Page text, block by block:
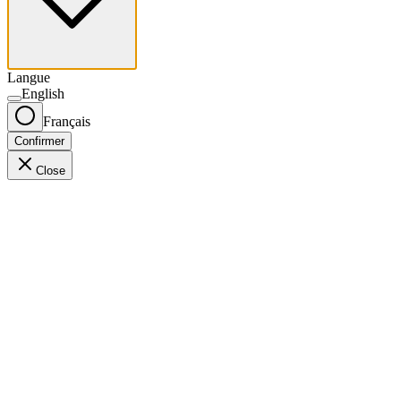
Langue
English
Français
Confirmer
Close